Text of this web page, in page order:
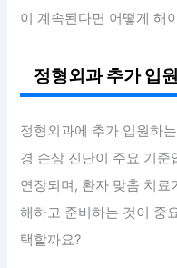
이 계속된다면 어떻게 해
정형외과 추가 입
정형외과에 추가 입원하
경 손상 진단이 주요 기
연장되며, 환자 맞춤 치료
해하고 준비하는 것이 중
택할까요?